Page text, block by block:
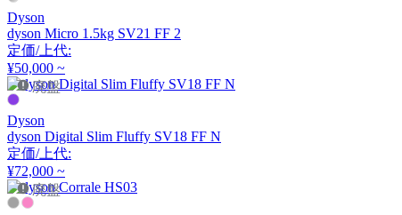
artek
アルテック
Artemide
アルテミデ
Dyson
dyson Micro 1.5kg SV21 FF 2
定価/上代:
¥50,000 ~
廃盤
Dyson
dyson Digital Slim Fluffy SV18 FF N
定価/上代:
¥72,000 ~
廃盤